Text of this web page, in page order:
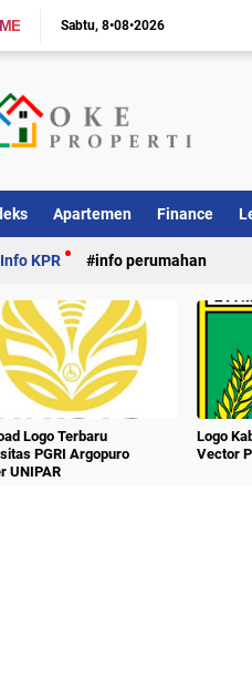
Sabtu 8•08•2026
Apartemen Finance
Info KPR info perumahan
Logo Terbaru
PGRI Argopuro
UNIPAR
Logo
Vector